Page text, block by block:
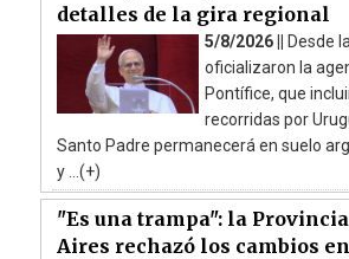
detalles de la gira regional
5/8/2026 ||
Desde
oficializaron la
Pontífice, que
recorridas por
Santo Padre permanecerá en suelo
y ...(+)
"Es una trampa": la
Aires rechazó los cambios